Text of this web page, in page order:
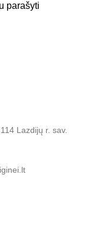
parašyti
Lazdijų r. sav.